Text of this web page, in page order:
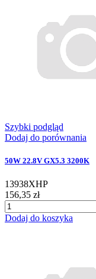
Szybki podgląd
Dodaj do porównania
50W 22.8V GX5.3 3200K
13938XHP
156,35 zł
Dodaj do koszyka